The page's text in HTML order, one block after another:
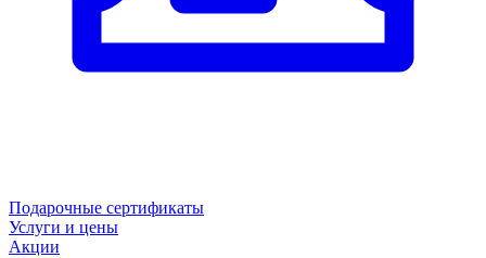
Подарочные сертификаты
Услуги и цены
Акции